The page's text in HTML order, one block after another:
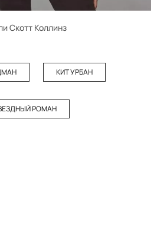
Скотт Коллинз
КИТ УРБАН
РОМАН